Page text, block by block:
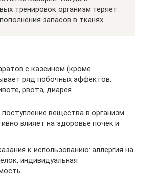
тренировок организм теряет
запасов в тканях.
с казеином (кроме
ряд побочных эффектов:
рвота, диарея.
вещества в организм
влияет на здоровье почек и
к использованию: аллергия на
индивидуальная